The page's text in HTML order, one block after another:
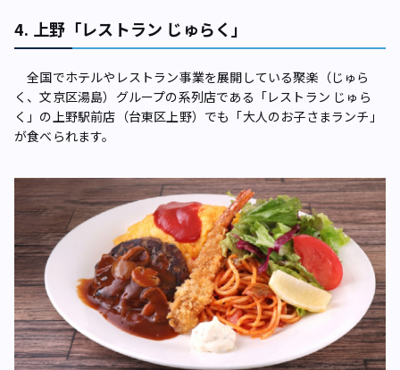
4. 上野「レストラン じゅらく」
全国でホテルやレストラン事業を展開している聚楽（じゅら
く、文京区湯島）グループの系列店である「レストラン じゅら
く」の上野駅前店（台東区上野）でも「大人のお子さまランチ」
が食べられます。